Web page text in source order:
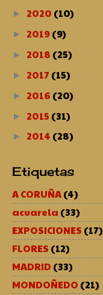
► 2020 (10)
► 2019(9)
► 2018 (25)
► 2017 (15)
► 2016 (20)
► 2015 (31)
► 2014 (28)
Etiquetas
A CORUÑA(4)
acuarela (33)
EXPOSICIONES (17)
FLORES (12)
MADRID (33)
MONDOÑEDO (21)